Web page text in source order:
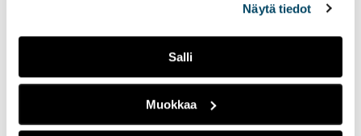
Näytä tiedot
Salli
Muokkaa
ammattikorkeakoulujen välillä. Yhteistyön
vakiintuminen vaatii kuitenkin jatkuvaa yhteisistä
käytännöistä sopimista ja koulutustarjonnan
koordinoimista. Lisäksi opettajilta vaaditaan
sisällöllisen ja pedagogisen osaamisen lisäksi
uudenlaisia digitaitoja (Mishra & Koehler 2006).